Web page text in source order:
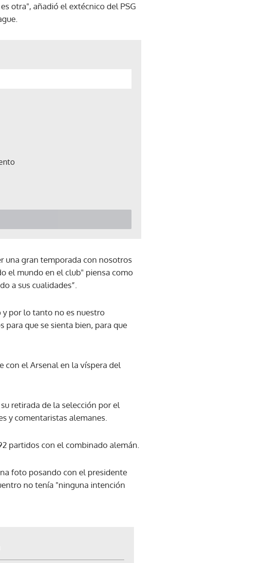
otra", añadió el extécnico del PSG
una gran temporada con nosotros
el mundo en el club" piensa como
a sus cualidades”.
y por lo tanto no es nuestro
que se sienta bien, para que
con el Arsenal en la víspera del
retirada de la selección por el
y comentaristas alemanes.
partidos con el combinado alemán.
foto posando con el presidente
no tenía "ninguna intención